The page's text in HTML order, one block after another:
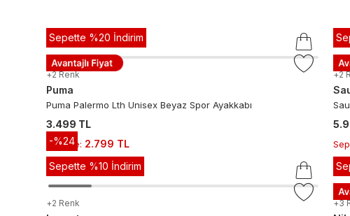
Sepette %20 İndirim
+2 Renk
Puma
Puma Palermo Lth Unisex Beyaz Spor Ayakkabı
3.499 TL
Sepette: 2.799 TL
+2
-%24
Sepette %10 İndirim
+2 Renk +3